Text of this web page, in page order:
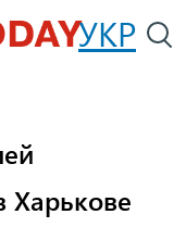
УКР
Харькове